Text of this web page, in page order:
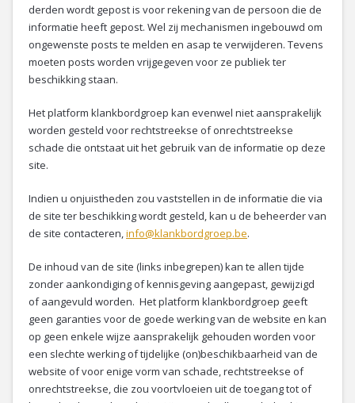
derden wordt gepost is voor rekening van de persoon die de
informatie heeft gepost. Wel zij mechanismen ingebouwd om
ongewenste posts te melden en asap te verwijderen. Tevens
moeten posts worden vrijgegeven voor ze publiek ter
beschikking staan.
Het platform klankbordgroep kan evenwel niet aansprakelijk
worden gesteld voor rechtstreekse of onrechtstreekse
schade die ontstaat uit het gebruik van de informatie op deze
site.
Indien u onjuistheden zou vaststellen in de informatie die via
de site ter beschikking wordt gesteld, kan u de beheerder van
de site contacteren,info@klankbordgroep.be.
De inhoud van de site (links inbegrepen) kan te allen tijde
zonder aankondiging of kennisgeving aangepast, gewijzigd
of aangevuld worden. Het platform klankbordgroep geeft
geen garanties voor de goede werking van de website en kan
op geen enkele wijze aansprakelijk gehouden worden voor
een slechte werking of tijdelijke (on)beschikbaarheid van de
website of voor enige vorm van schade, rechtstreekse of
onrechtstreekse, die zou voortvloeien uit de toegang tot of